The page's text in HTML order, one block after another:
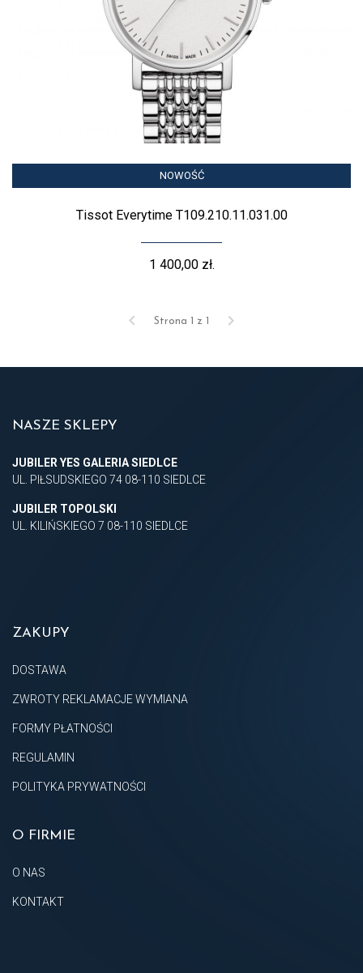
NOWOŚĆ
Tissot Everytime T109.210.11.031.00
1 400,00 zł.
keyboard_arrow_left Strona 1 z 1 keyboard_arrow_right
NASZE SKLEPY
JUBILER YES GALERIA SIEDLCE
UL. PIŁSUDSKIEGO 74 08-110 SIEDLCE
JUBILER TOPOLSKI
UL. KILIŃSKIEGO 7 08-110 SIEDLCE
ZAKUPY
DOSTAWA
ZWROTY REKLAMACJE WYMIANA
FORMY PŁATNOŚCI
REGULAMIN
POLITYKA PRYWATNOŚCI
O FIRMIE
O NAS
KONTAKT